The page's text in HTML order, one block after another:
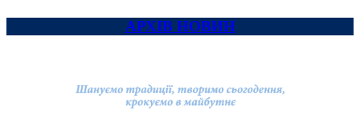
АРХІВ НОВИН